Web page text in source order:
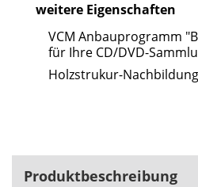
weitere Eigenschaften
VCM Anbauprogramm
für Ihre CD/DVD-
Holzstrukur-Nachbildung
Produktbeschreibung